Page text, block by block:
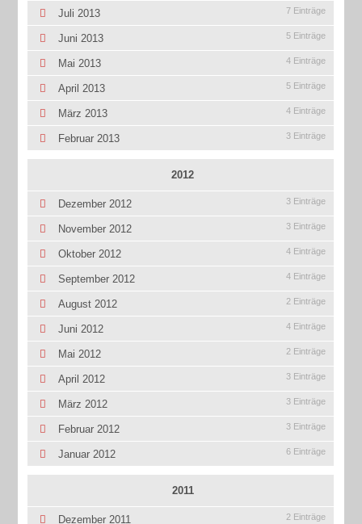
Juli 2013 7 Einträge
Juni 2013 5 Einträge
Mai 2013 4 Einträge
April 2013 5 Einträge
März 2013 4 Einträge
Februar 2013 3 Einträge
2012
Dezember 2012 3 Einträge
November 2012 3 Einträge
Oktober 2012 4 Einträge
September 2012 4 Einträge
August 2012 2 Einträge
Juni 2012 4 Einträge
Mai 2012 2 Einträge
April 2012 3 Einträge
März 2012 3 Einträge
Februar 2012 3 Einträge
Januar 2012 6 Einträge
2011
Dezember 2011 2 Einträge